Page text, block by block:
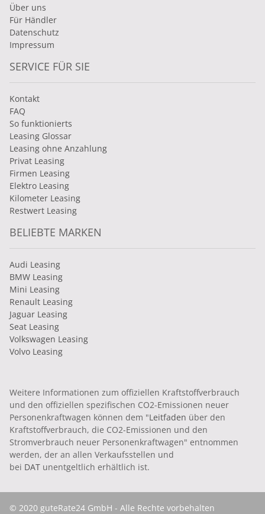
Über uns
Für Händler
Datenschutz
Impressum
SERVICE FÜR SIE
Kontakt
FAQ
So funktionierts
Leasing Glossar
Leasing ohne Anzahlung
Privat Leasing
Firmen Leasing
Elektro Leasing
Kilometer Leasing
Restwert Leasing
BELIEBTE MARKEN
Audi Leasing
BMW Leasing
Mini Leasing
Renault Leasing
Jaguar Leasing
Seat Leasing
Volkswagen Leasing
Volvo Leasing
Weitere Informationen zum offiziellen Kraftstoffverbrauch
und den offiziellen spezifischen CO2-Emissionen neuer
Personenkraftwagen können dem "Leitfaden über den
Kraftstoffverbrauch, die CO2-Emissionen und den
Stromverbrauch neuer Personenkraftwagen" entnommen
werden, der an allen Verkaufsstellen und
bei DAT unentgeltlich erhältlich ist.
© 2020 guteRate24 GmbH - Alle Rechte vorbehalten